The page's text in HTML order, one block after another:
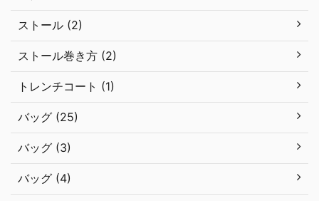
ストール (2)
ストール巻き方 (2)
トレンチコート (1)
バッグ (25)
バッグ (3)
バッグ (4)